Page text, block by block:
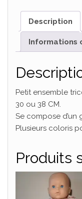
Description
Informations
Petit ensemble
30 ou 38 CM.
Se compose d’un
Plusieurs coloris
Produits